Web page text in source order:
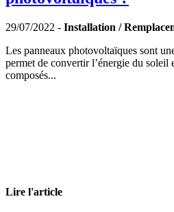
29/07/2022 - Installation /
Les panneaux photovoltaïques sont
permet de convertir l’énergie du soleil
composés...
Lire l'article